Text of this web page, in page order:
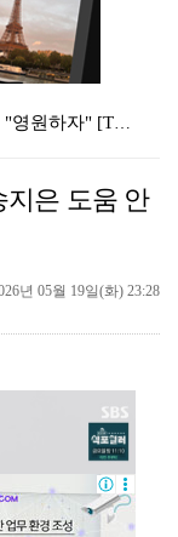
누에라, '뮤직뱅크' 1위…팬들에 "영원하자" [TV캡…
폭발까지 5분…안보현·정은채, 목숨 건 사투 시작(재벌…
대한축구협회의 '심판 성접대'…최악의 경우 런던 올림픽…
태국에서 새 도전 시작하는 박항서 감독 "원팀 만들어 …
외신까지 퍼지고 있는 축구협회 성접대 논란…2002 한…
대놓고 '심판 마사지'로 결재 받기도…최종 결재권자는 …
7타 줄이며 7…
지은 도움 안
년 05월 19일(화) 23:28